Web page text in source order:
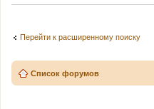
Перейти к расширенному поиску
Список форумов